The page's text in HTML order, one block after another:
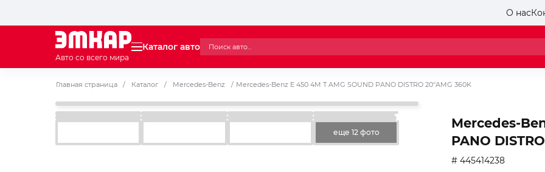
О нас
Авто со всего мира
Каталог авто
Главная страница / Каталог / Mercedes-Benz / Mercedes-Benz E 450 4M T AMG SOUND PANO DISTRO 20″AMG 360K
еще 12 фото
Mercedes-
PANO
# 445414238